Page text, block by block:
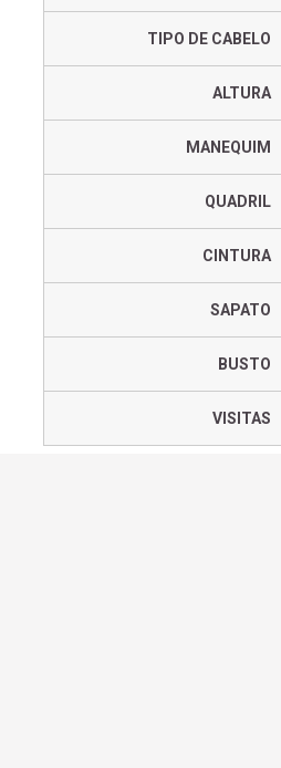
TIPO DE CABELO
ALTURA
MANEQUIM
QUADRIL
CINTURA
SAPATO
BUSTO
VISITAS